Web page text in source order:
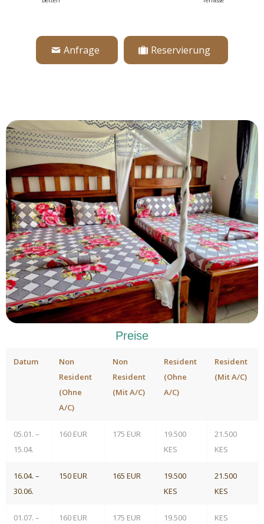
Preise
Datum
Non
Resident
(Ohne
A/C)
Non
Resident
(Mit A/C)
Resident
(Ohne
A/C)
Resident
(Mit A/C)
05.01. –
15.04.
160 EUR 175 EUR
19.500
KES
21.500
KES
16.04. –
30.06.
150 EUR 165 EUR
19.500
KES
21.500
KES
01.07. –
160 EUR 175 EUR
19.500
KES
Anfrage Reservierung